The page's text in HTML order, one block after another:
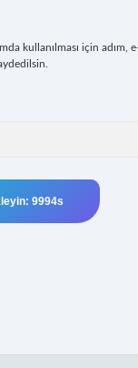
kullanılması için adım,